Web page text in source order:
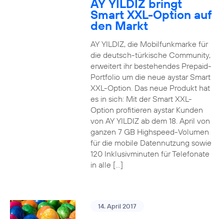
AY YILDIZ bringt
Smart XXL-Option auf
den Markt
AY YILDIZ, die Mobilfunkmarke für
die deutsch-türkische Community,
erweitert ihr bestehendes Prepaid-
Portfolio um die neue aystar Smart
XXL-Option. Das neue Produkt hat
es in sich: Mit der Smart XXL-
Option profitieren aystar Kunden
von AY YILDIZ ab dem 18. April von
ganzen 7 GB Highspeed-Volumen
für die mobile Datennutzung sowie
120 Inklusivminuten für Telefonate
in alle […]
14. April 2017